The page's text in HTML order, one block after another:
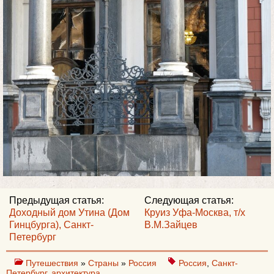
Следующая статья:
Круиз Уфа-Москва, т/х
В.М.Зайцев
Предыдущая статья:
Доходный дом Утина (Дом
Гинцбурга), Санкт-
Петербург
Путешествия » Страны » Россия Россия Санкт-